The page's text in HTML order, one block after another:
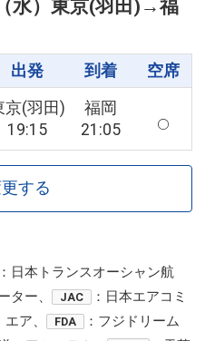
） 東京(羽田) →福
出発 到着 空席
京(羽田)
19:15
福岡
21:05
する
：日本トランスオーシャン航
ター、 JAC
：日本エアコミ
ア、 FDA
：フジドリーム